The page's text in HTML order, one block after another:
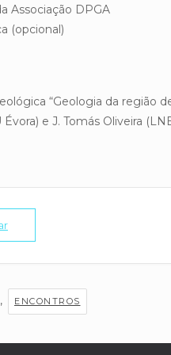
Associação DPGA
(opcional)
“Geologia da região
e J. Tomás Oliveira
, ENCONTROS